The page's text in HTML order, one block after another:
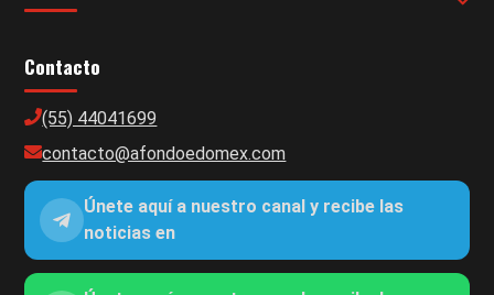
Contacto
(55) 44041699
contacto@afondoedomex.com
Únete aquí a nuestro canal y recibe las
noticias en